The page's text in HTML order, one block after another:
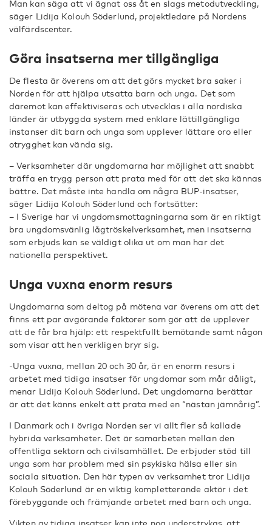
Man kan säga att vi ägnat oss åt en slags metodutveckling,
säger Lidija Kolouh Söderlund, projektledare på Nordens
välfärdscenter.
Göra insatserna mer tillgängliga
De flesta är överens om att det görs mycket bra saker i
Norden för att hjälpa utsatta barn och unga. Det som
däremot kan effektiviseras och utvecklas i alla nordiska
länder är utbyggda system med enklare lättillgängliga
instanser dit barn och unga som upplever lättare oro eller
otrygghet kan vända sig.
– Verksamheter där ungdomarna har möjlighet att snabbt
träffa en trygg person att prata med för att det ska kännas
bättre. Det måste inte handla om några BUP-insatser,
säger Lidija Kolouh Söderlund och fortsätter:
– I Sverige har vi ungdomsmottagningarna som är en riktigt
bra ungdomsvänlig lågtröskelverksamhet, men insatserna
som erbjuds kan se väldigt olika ut om man har det
nationella perspektivet.
Unga vuxna enorm resurs
Ungdomarna som deltog på mötena var överens om att det
finns ett par avgörande faktorer som gör att de upplever
att de får bra hjälp: ett respektfullt bemötande samt någon
som visar att hen verkligen bryr sig.
-Unga vuxna, mellan 20 och 30 år, är en enorm resurs i
arbetet med tidiga insatser för ungdomar som mår dåligt,
menar Lidija Kolouh Söderlund. Det ungdomarna berättar
är att det känns enkelt att prata med en “nästan jämnårig”.
I Danmark och i övriga Norden ser vi allt fler så kallade
hybrida verksamheter. Det är samarbeten mellan den
offentliga sektorn och civilsamhället. De erbjuder stöd till
unga som har problem med sin psykiska hälsa eller sin
sociala situation. Den här typen av verksamhet tror Lidija
Kolouh Söderlund är en viktig kompletterande aktör i det
förebyggande och främjande arbetet med barn och unga.
Vikten av tidiga insatser kan inte nog understrykas, att